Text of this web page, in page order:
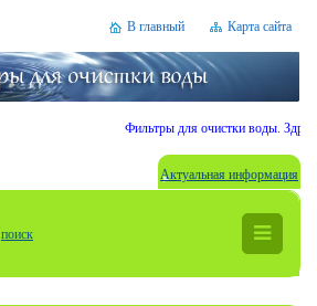
Карта сайта
В главный
Фильтры для очистки воды.
Актуальная информация
поиск